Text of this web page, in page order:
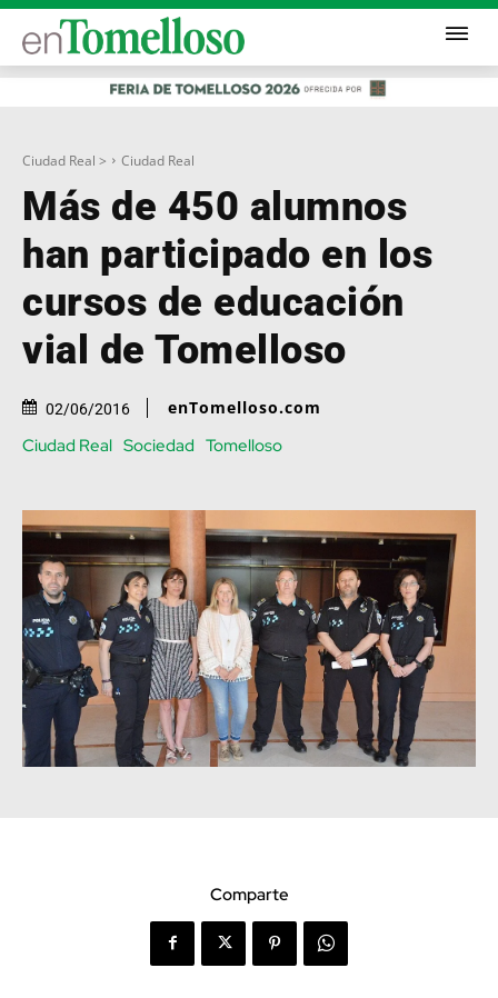
Ciudad Real > Ciudad Real
Más de 450 alumnos
han participado en los
cursos de educación
vial de Tomelloso
02/06/2016 enTomelloso.com
Ciudad Real Sociedad Tomelloso
Comparte